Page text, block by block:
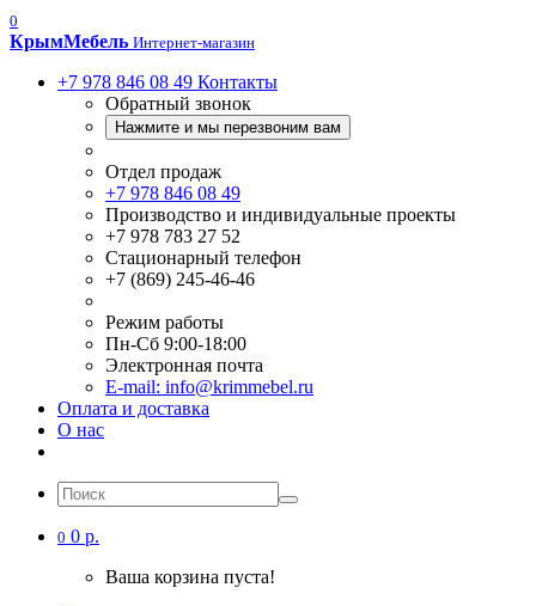
0
КрымМебель Интернет-магазин
+7 978 846 08 49 Контакты
Обратный звонок
Нажмите и мы перезвоним вам
Отдел продаж
+7 978 846 08 49
Производство и индивидуальные проекты
+7 978 783 27 52
Стационарный телефон
+7 (869) 245-46-46
Режим работы
Пн-Сб 9:00-18:00
Электронная почта
E-mail: info@krimmebel.ru
Оплата и доставка
О нас
0 0 р.
Ваша корзина пуста!